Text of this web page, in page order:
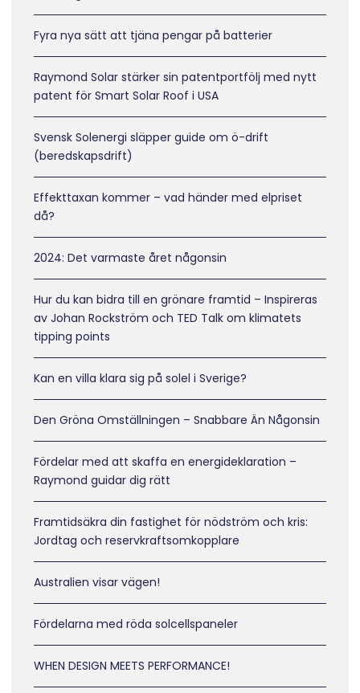
Fyra nya sätt att tjäna pengar på batterier
Raymond Solar stärker sin patentportfölj med nytt
patent för Smart Solar Roof i USA
Svensk Solenergi släpper guide om ö-drift
(beredskapsdrift)
Effekttaxan kommer – vad händer med elpriset
då?
2024: Det varmaste året någonsin
Hur du kan bidra till en grönare framtid – Inspireras
av Johan Rockström och TED Talk om klimatets
tipping points
Kan en villa klara sig på solel i Sverige?
Den Gröna Omställningen – Snabbare Än Någonsin
Fördelar med att skaffa en energideklaration –
Raymond guidar dig rätt
Framtidsäkra din fastighet för nödström och kris:
Jordtag och reservkraftsomkopplare
Australien visar vägen!
Fördelarna med röda solcellspaneler
WHEN DESIGN MEETS PERFORMANCE!